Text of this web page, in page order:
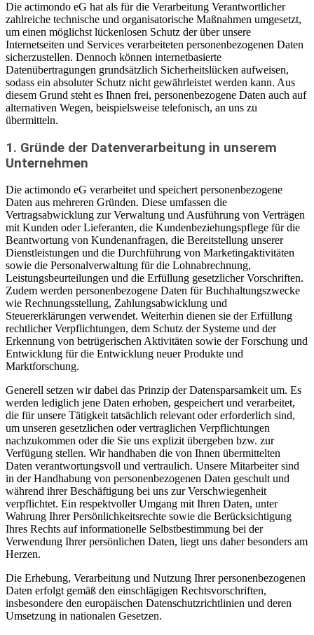
Die actimondo eG hat als für die Verarbeitung Verantwortlicher
zahlreiche technische und organisatorische Maßnahmen umgesetzt,
um einen möglichst lückenlosen Schutz der über unsere
Internetseiten und Services verarbeiteten personenbezogenen Daten
sicherzustellen. Dennoch können internetbasierte
Datenübertragungen grundsätzlich Sicherheitslücken aufweisen,
sodass ein absoluter Schutz nicht gewährleistet werden kann. Aus
diesem Grund steht es Ihnen frei, personenbezogene Daten auch auf
alternativen Wegen, beispielsweise telefonisch, an uns zu
übermitteln.
1. Gründe der Datenverarbeitung in unserem
Unternehmen
Die actimondo eG verarbeitet und speichert personenbezogene
Daten aus mehreren Gründen. Diese umfassen die
Vertragsabwicklung zur Verwaltung und Ausführung von Verträgen
mit Kunden oder Lieferanten, die Kundenbeziehungspflege für die
Beantwortung von Kundenanfragen, die Bereitstellung unserer
Dienstleistungen und die Durchführung von Marketingaktivitäten
sowie die Personalverwaltung für die Lohnabrechnung,
Leistungsbeurteilungen und die Erfüllung gesetzlicher Vorschriften.
Zudem werden personenbezogene Daten für Buchhaltungszwecke
wie Rechnungsstellung, Zahlungsabwicklung und
Steuererklärungen verwendet. Weiterhin dienen sie der Erfüllung
rechtlicher Verpflichtungen, dem Schutz der Systeme und der
Erkennung von betrügerischen Aktivitäten sowie der Forschung und
Entwicklung für die Entwicklung neuer Produkte und
Marktforschung.
Generell setzen wir dabei das Prinzip der Datensparsamkeit um. Es
werden lediglich jene Daten erhoben, gespeichert und verarbeitet,
die für unsere Tätigkeit tatsächlich relevant oder erforderlich sind,
um unseren gesetzlichen oder vertraglichen Verpflichtungen
nachzukommen oder die Sie uns explizit übergeben bzw. zur
Verfügung stellen. Wir handhaben die von Ihnen übermittelten
Daten verantwortungsvoll und vertraulich. Unsere Mitarbeiter sind
in der Handhabung von personenbezogenen Daten geschult und
während ihrer Beschäftigung bei uns zur Verschwiegenheit
verpflichtet. Ein respektvoller Umgang mit Ihren Daten, unter
Wahrung Ihrer Persönlichkeitsrechte sowie die Berücksichtigung
Ihres Rechts auf informationelle Selbstbestimmung bei der
Verwendung Ihrer persönlichen Daten, liegt uns daher besonders am
Herzen.
Die Erhebung, Verarbeitung und Nutzung Ihrer personenbezogenen
Daten erfolgt gemäß den einschlägigen Rechtsvorschriften,
insbesondere den europäischen Datenschutzrichtlinien und deren
Umsetzung in nationalen Gesetzen.